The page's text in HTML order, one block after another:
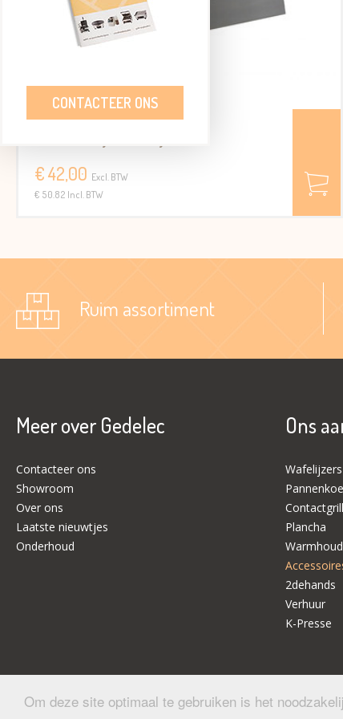
Om deze site optimaal te gebruiken is het
CONTACTEER ONS
€ 42,00 Excl. BTW
€ 50.82 Incl. BTW
Ruim assortiment
Meer over Gedelec
Contacteer ons
Showroom
Over ons
Laatste nieuwtjes
Onderhoud
Ons
Wafelijzers
Contactgrill
Plancha
2dehands
Verhuur
K-Presse
Copyright © 2026 GEDELEC All rights reserved